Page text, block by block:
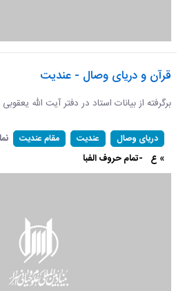
قرآن و دریای وصال - عندیت
برگرفته از بیانات استاد در دفتر آیت الله یعقوبی -
دریای وصال عندیت مقام عندیت
» ع -تمام حروف الفبا